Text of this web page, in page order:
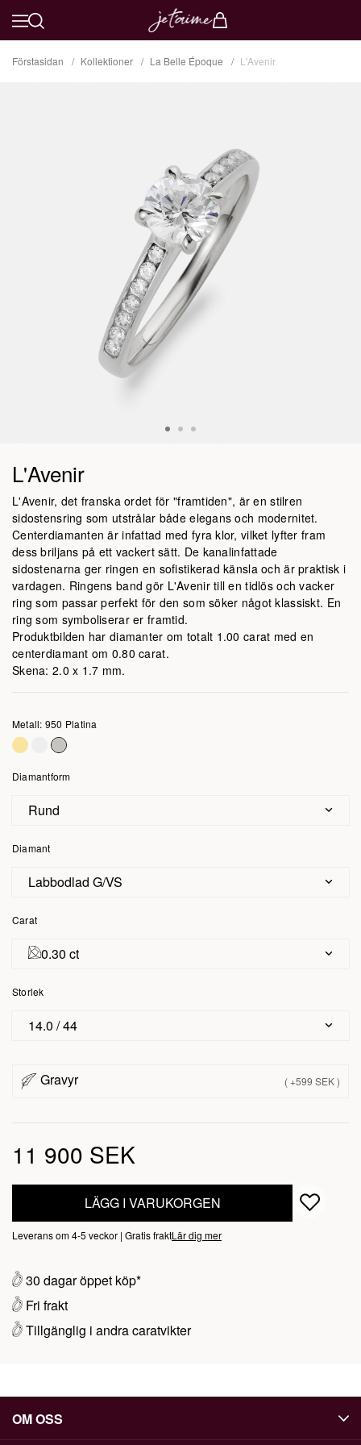
Förstasidan Kollektioner La Belle Époque L'Avenir
L'Avenir
L'Avenir, det franska ordet för "framtiden", är en stilren
sidostensring som utstrålar både elegans och modernitet.
Centerdiamanten är infattad med fyra klor, vilket lyfter fram
dess briljans på ett vackert sätt. De kanalinfattade
sidostenarna ger ringen en sofistikerad känsla och är praktisk i
vardagen. Ringens band gör L'Avenir till en tidlös och vacker
ring som passar perfekt för den som söker något klassiskt. En
ring som symboliserar er framtid.
Produktbilden har diamanter om totalt 1.00 carat med en
centerdiamant om 0.80 carat.
Skena: 2.0 x 1.7 mm.
Metall: 950 Platina
Diamantform
Rund
Diamant
Labbodlad G/VS
Carat
0.30 ct
Storlek
14.0 / 44
Gravyr ( +599 SEK )
11 900 SEK
LÄGG I VARUKORGEN
Leverans om 4-5 veckor | Gratis fraktLär dig mer
30 dagar öppet köp*
Fri frakt
Tillgänglig i andra caratvikter
OM OSS